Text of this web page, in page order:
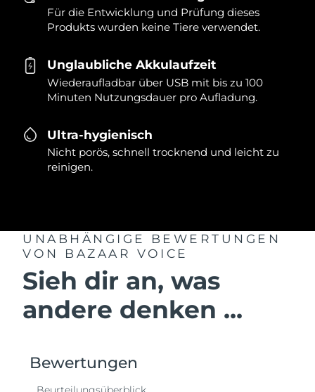
Für die Entwicklung und Prüfung dieses
Produkts wurden keine Tiere verwendet.
Unglaubliche Akkulaufzeit
Wiederaufladbar über USB mit bis zu 100
Minuten Nutzungsdauer pro Aufladung.
Ultra-hygienisch
Nicht porös, schnell trocknend und leicht zu
reinigen.
UNABHÄNGIGE BEWERTUNGEN
VON BAZAAR VOICE
Sieh dir an, was
andere denken ...